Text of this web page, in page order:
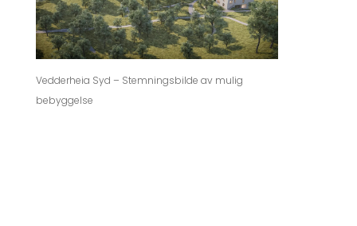
Vedderheia Syd – Stemningsbilde av mulig
bebyggelse